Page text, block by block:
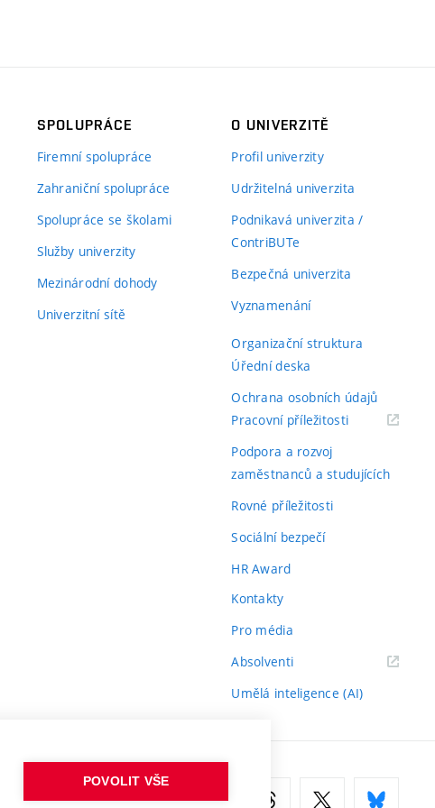
SPOLUPRÁCE
Firemní spolupráce
Zahraniční spolupráce
Spolupráce se školami
Služby univerzity
Mezinárodní dohody
Univerzitní sítě
O UNIVERZITĚ
Profil univerzity
Udržitelná univerzita
Podnikavá univerzita /
ContriBUTe
Bezpečná univerzita
Vyznamenání
Organizační struktura
Úřední deska
Ochrana osobních údajů
Pracovní příležitosti(externí
Podpora a rozvoj
zaměstnanců a studujících
Rovné příležitosti
Sociální bezpečí
HR Award
Kontakty
Pro média
Absolventi(externí
Umělá inteligence (AI)
POVOLIT VŠE